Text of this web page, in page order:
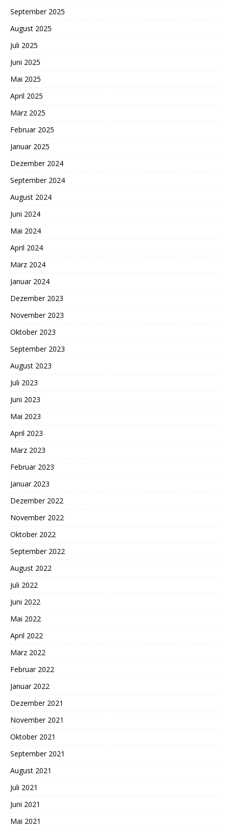
September 2025
August 2025
Juli 2025
Juni 2025
Mai 2025
April 2025
März 2025
Februar 2025
Januar 2025
Dezember 2024
September 2024
August 2024
Juni 2024
Mai 2024
April 2024
März 2024
Januar 2024
Dezember 2023
November 2023
Oktober 2023
September 2023
August 2023
Juli 2023
Juni 2023
Mai 2023
April 2023
März 2023
Februar 2023
Januar 2023
Dezember 2022
November 2022
Oktober 2022
September 2022
August 2022
Juli 2022
Juni 2022
Mai 2022
April 2022
März 2022
Februar 2022
Januar 2022
Dezember 2021
November 2021
Oktober 2021
September 2021
August 2021
Juli 2021
Juni 2021
Mai 2021